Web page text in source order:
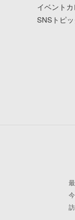
イベント
SNSトピッ